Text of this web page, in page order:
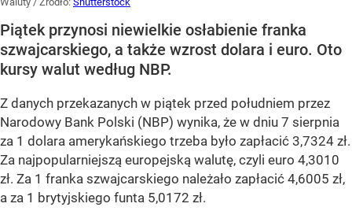
Piątek przynosi niewielkie osłabienie franka
szwajcarskiego, a także wzrost dolara i euro. Oto
kursy walut według NBP.
Z danych przekazanych w piątek przed południem przez
Narodowy Bank Polski (NBP) wynika, że w dniu 7 sierpnia
za 1 dolara amerykańskiego trzeba było zapłacić 3,7324 zł.
Za najpopularniejszą europejską walutę, czyli euro 4,3010
zł. Za 1 franka szwajcarskiego należało zapłacić 4,6005 zł,
a za 1 brytyjskiego funta 5,0172 zł.